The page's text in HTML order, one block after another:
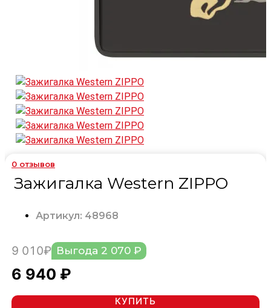
0 отзывов
Зажигалка Western ZIPPO
Артикул: 48968
9 010₽ Выгода 2 070 ₽
6 940 ₽
КУПИТЬ